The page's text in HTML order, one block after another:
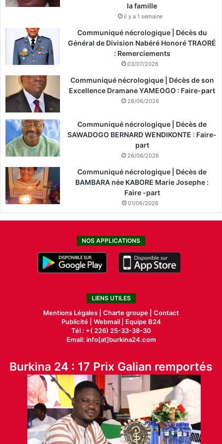
la famille
il y a 1 semaine
Communiqué nécrologique | Décès du
Général de Division Nabéré Honoré TRAORÉ
: Remerciements
03/07/2026
Communiqué nécrologique | Décès de son
Excellence Dramane YAMEOGO : Faire-part
28/06/2026
Communiqué nécrologique | Décès de
SAWADOGO BERNARD WENDIKONTE : Faire-
part
26/06/2026
Communiqué nécrologique | Décès de
BAMBARA née KABORE Marie Josephe :
Faire -part
01/06/2026
NOS APPLICATIONS
LIENS UTILES
Mentions Légales | Charte groupe | Contact
Publicité| Webmail |
Equipe B24
Tél : +( 226) 25-33-38-30
Email: info[at]burkina24.com
Burkina 24 : 17 Prix Galian remportés